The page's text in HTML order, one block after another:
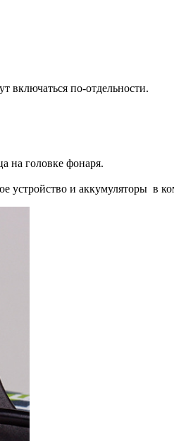
включаться по-отдельности.
на головке фонаря.
устройство и аккумуляторы в